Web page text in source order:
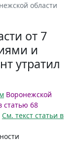
области
от 7
и
утратил
Воронежской
статью 68
См. текст статьи в